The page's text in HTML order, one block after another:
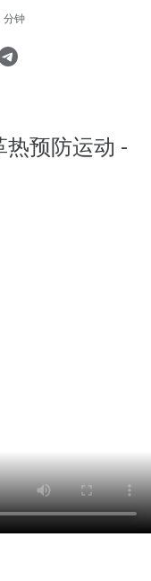
分钟
热预防运动 -